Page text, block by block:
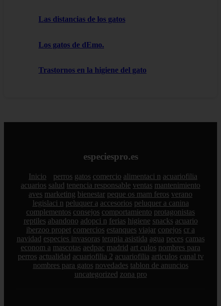
Las distancias de los gatos
Los gatos de dEmo.
Trastornos en la higiene del gato
especiespro.es
Inicio perros gatos comercio alimentaci n acuariofilia
acuarios salud tenencia responsable ventas mantenimiento
aves marketing bienestar peque os mam feros verano
legislaci n peluquer a accesorios peluquer a canina
complementos consejos comportamiento protagonistas
reptiles abandono adopci n ferias higiene snacks acuario
iberzoo propet comercios estanques viajar conejos cr a
navidad especies invasoras terapia asistida agua peces camas
econom a mascotas aedpac madrid art culos nombres para
perros actualidad acuariofilia 2 acuariofilia articulos canal tv
nombres para gatos novedades tablon de anuncios
uncategorized zona pro